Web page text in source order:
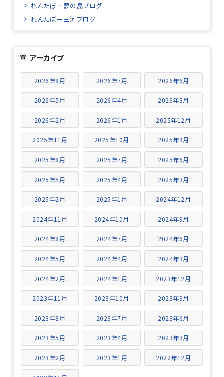
れんたぼー夢の島ブログ
れんたぼー三河ブログ
アーカイブ
2026年8月 2026年7月 2026年6月
2026年5月 2026年4月 2026年3月
2026年2月 2026年1月 2025年12月
2025年11月 2025年10月 2025年9月
2025年8月 2025年7月 2025年6月
2025年5月 2025年4月 2025年3月
2025年2月 2025年1月 2024年12月
2024年11月 2024年10月 2024年9月
2024年8月 2024年7月 2024年6月
2024年5月 2024年4月 2024年3月
2024年2月 2024年1月 2023年12月
2023年11月 2023年10月 2023年9月
2023年8月 2023年7月 2023年6月
2023年5月 2023年4月 2023年3月
2023年2月 2023年1月 2022年12月